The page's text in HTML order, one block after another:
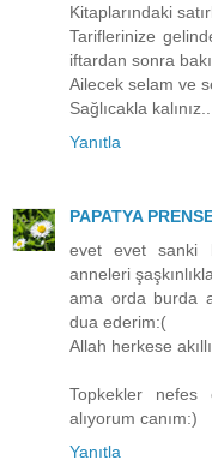
Kitaplarındaki
Tariflerinize
iftardan sonra
Ailecek selam ve
Sağlıcakla kalınız..
Yanıtla
PAPATYA
evet evet sanki
anneleri
ama orda burda
dua ederim:(
Allah herkese
Topkekler nefes
alıyorum canım:)
Yanıtla